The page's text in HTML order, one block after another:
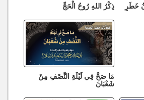
خَطَرِ ذِكْرُ اللهِ رُوحُ الْحَجِّ
مَا صَحَّ فِي لَيْلَةِ النِّصْفِ مِنْ
شَعْبَانَ